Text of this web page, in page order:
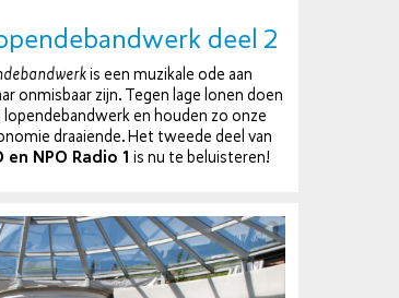
deel 2
is een muzikale ode aan
onmisbaar zijn. Tegen lage lonen doen
en houden zo onze
draaiende. Het tweede deel van
en NPO Radio 1 is nu te be­luis­te­ren!